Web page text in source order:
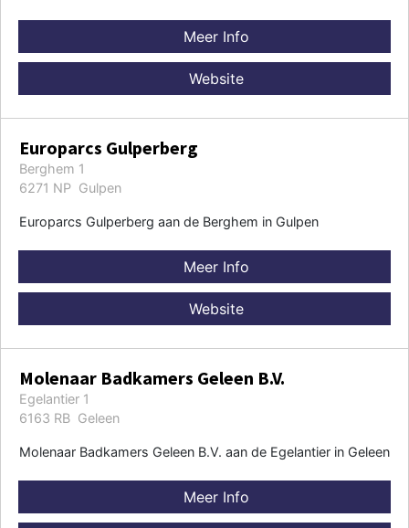
Meer Info
Website
Europarcs Gulperberg
Berghem 1
6271 NP Gulpen
Europarcs Gulperberg aan de Berghem in Gulpen
Meer Info
Website
Molenaar Badkamers Geleen B.V.
Egelantier 1
6163 RB Geleen
Molenaar Badkamers Geleen B.V. aan de Egelantier in Geleen
Meer Info